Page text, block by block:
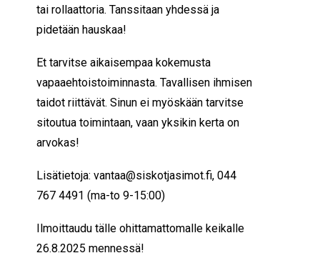
tai rollaattoria. Tanssitaan yhdessä ja
pidetään hauskaa!
Et tarvitse aikaisempaa kokemusta
vapaaehtoistoiminnasta. Tavallisen ihmisen
taidot riittävät. Sinun ei myöskään tarvitse
sitoutua toimintaan, vaan yksikin kerta on
arvokas!
Lisätietoja: vantaa@siskotjasimot.fi, 044
767 4491 (ma-to 9-15:00)
Ilmoittaudu tälle ohittamattomalle keikalle
26.8.2025 mennessä!